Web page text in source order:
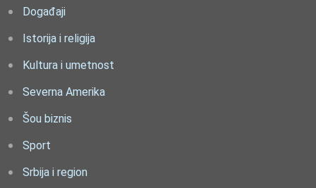
Događaji
Istorija i religija
Kultura i umetnost
Severna Amerika
Šou biznis
Sport
Srbija i region